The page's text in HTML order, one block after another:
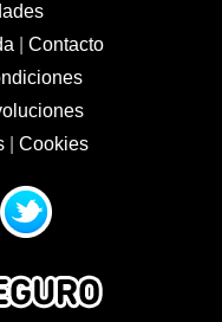
Contacto
Cookies